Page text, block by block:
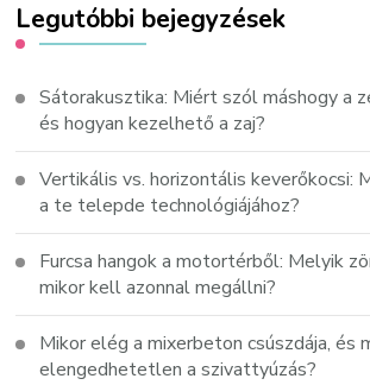
Legutóbbi bejegyzések
Sátorakusztika: Miért szól máshogy a
és hogyan kezelhető a zaj?
Vertikális vs. horizontális keverőkocsi:
a te telepde technológiájához?
Furcsa hangok a motortérből: Melyik
mikor kell azonnal megállni?
Mikor elég a mixerbeton csúszdája, és
elengedhetetlen a szivattyúzás?